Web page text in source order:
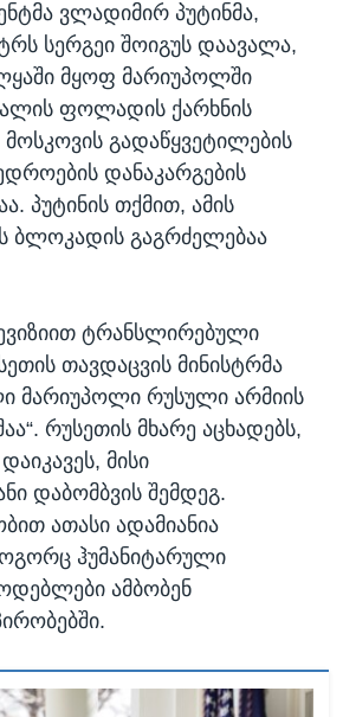
ვლადიმირ პუტინმა,
სერგეი შოიგუს დაავალა,
მყოფ მარიუპოლში
ფოლადის ქარხნის
მოსკოვის გადაწყვეტილების
დანაკარგების
პუტინის თქმით, ამის
ბლოკადის გაგრძელებაა
ტრანსლირებული
თავდაცვის მინისტრმა
მარიუპოლი რუსული არმიის
რუსეთის მხარე აცხადებს,
მისი
დაბომბვის შემდეგ.
ათასი ადამიანია
ჰუმანიტარული
ამბობენ